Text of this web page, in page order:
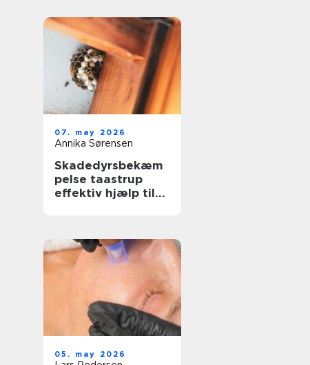
07. may 2026
Annika Sørensen
Skadedyrsbekæm
pelse taastrup
effektiv hjælp til
05. may 2026